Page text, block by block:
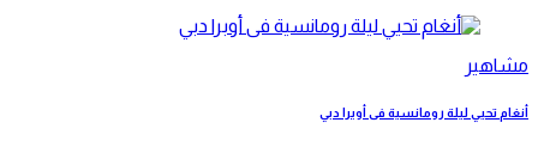
مشاهير
أنغام تحيي ليلة رومانسية فى أوبرا دبي